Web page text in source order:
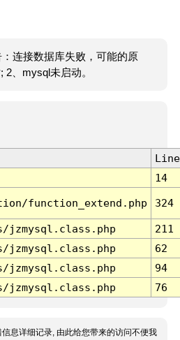
连接数据库失败，可能的原
2、mysql未启动。
Line
14
function_extend.php 324
jzmysql.class.php
211
jzmysql.class.php
62
jzmysql.class.php
94
jzmysql.class.php 76
信息详细记录, 由此给您带来的访问不便我